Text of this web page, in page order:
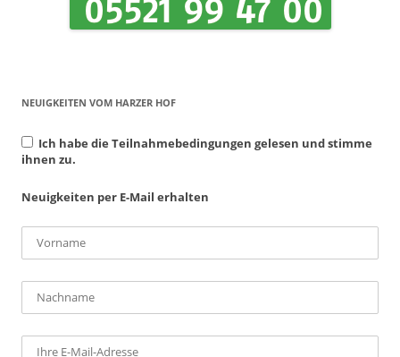
NEUIGKEITEN VOM HARZER HOF
Ich habe die Teilnahmebedingungen gelesen und stimme
ihnen zu.
Neuigkeiten per E-Mail erhalten